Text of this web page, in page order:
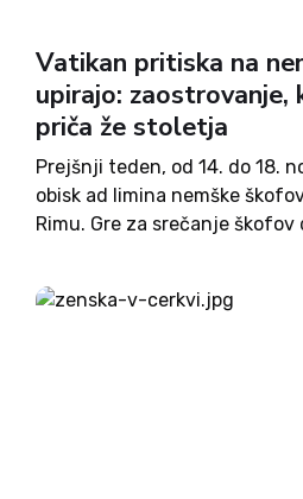
Vatikan pritiska na
upirajo: zaostrovanje,
priča že stoletja
Prejšnji teden, od 14. do 18.
obisk ad limina nemške
Rimu. Gre za srečanje škofov
čemer škofje na tak način v